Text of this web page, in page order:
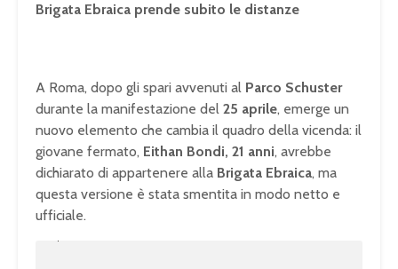
Brigata Ebraica prende subito le distanze
A Roma, dopo gli spari avvenuti al Parco Schuster
durante la manifestazione del 25 aprile, emerge un
nuovo elemento che cambia il quadro della vicenda: il
giovane fermato, Eithan Bondi, 21 anni, avrebbe
dichiarato di appartenere alla Brigata Ebraica, ma
questa versione è stata smentita in modo netto e
ufficiale.